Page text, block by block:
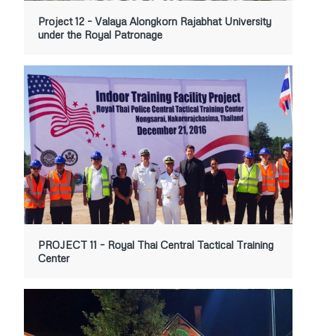
Project 12 – Valaya Alongkorn Rajabhat University
under the Royal Patronage
PROJECT 11 – Royal Thai Central Tactical Training
Center